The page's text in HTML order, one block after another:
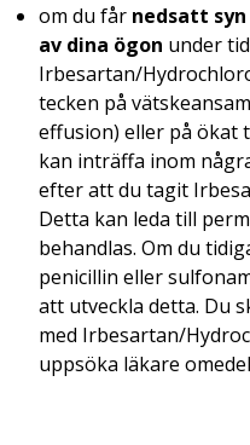
om du får nedsatt
av dina ögon under
Irbesartan/
tecken på
effusion) eller på ökat
kan inträffa inom
efter att du tagit
Detta kan leda till
behandlas. Om du
penicillin eller
att utveckla detta. Du
med Irbesartan/
uppsöka läkare